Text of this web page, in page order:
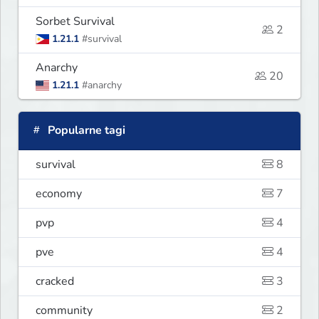
Sorbet Survival
1.21.1 #survival
2
Anarchy
1.21.1 #anarchy
20
Popularne tagi
survival
8
economy
7
pvp
4
pve
4
cracked
3
community
2